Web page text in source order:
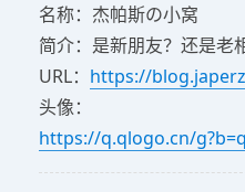
名称：杰帕斯の小窝
简介：是新朋友？还是老
URL： https://
头像：
https://q.qlogo.cn/